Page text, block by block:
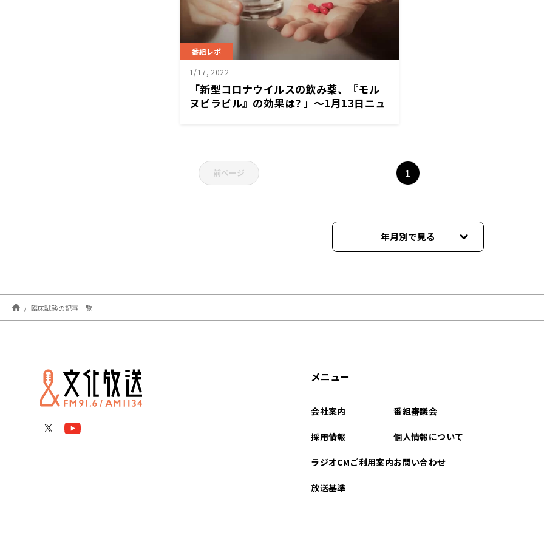
番組レポ
1/17, 2022
「新型コロナウイルスの飲み薬、『モル
ヌピラビル』の効果は? 」～1月13日ニュ
前ページ 1
年月別で見る
臨床試験の記事一覧
メニュー
会社案内
採用情報
ラジオCMご利用案内
放送基準
番組審議会
個人情報について
お問い合わせ